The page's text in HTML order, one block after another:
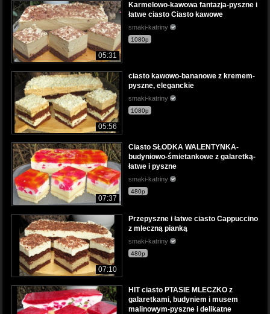
05:31
Karmelowo-kawowa fantazja-pyszne i
łatwe ciasto Ciasto kawowe
smaki-katriny
1080p
05:56
ciasto kawowo-bananowe z kremem-
pyszne, eleganckie
smaki-katriny
1080p
07:37
Ciasto SŁODKA WALENTYNKA-
budyniowo-śmietankowe z galaretką-
łatwe i pyszne
smaki-katriny
480p
07:10
Przepyszne i łatwe ciasto Cappuccino
z mleczną pianką
smaki-katriny
480p
HIT ciasto PTASIE MLECZKO z
galaretkami, budyniem i musem
malinowym-pyszne i delikatne